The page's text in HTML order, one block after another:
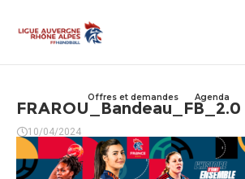
Offres et demandes Agenda
FRAROU_Bandeau_FB_2.0
10/04/2024